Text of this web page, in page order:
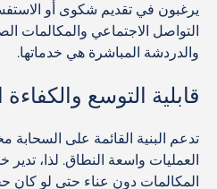
يرغبون في تقديم شكوى أو
التواصل الاجتماعي والمكالمات
والدردشة المباشرة هي خدماتها.
قابلية التوسع والكفاءة
تدعم البنية القائمة على السحابة
العمليات واسعة النطاق. لذا،
المكالمات دون عناء حتى لو كان